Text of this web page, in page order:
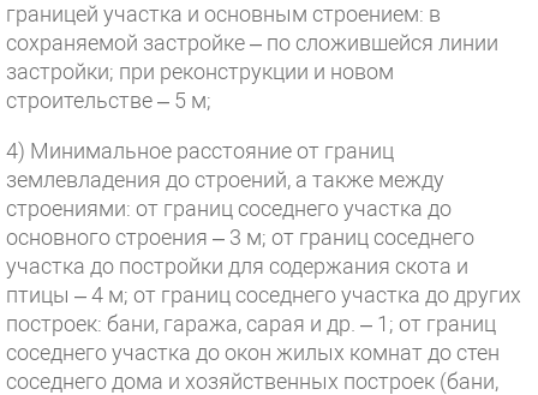
границей участка и основным строением: в
сохраняемой застройке – по сложившейся линии
застройки; при реконструкции и новом
строительстве – 5 м;
4) Минимальное расстояние от границ
землевладения до строений, а также между
строениями: от границ соседнего участка до
основного строения – 3 м; от границ соседнего
участка до постройки для содержания скота и
птицы – 4 м; от границ соседнего участка до других
построек: бани, гаража, сарая и др. – 1; от границ
соседнего участка до окон жилых комнат до стен
соседнего дома и хозяйственных построек (бани,